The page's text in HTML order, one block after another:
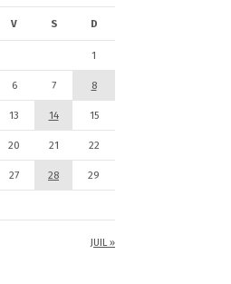
V S D
JUIL »
1
6 7 8
13 14 15
20 21 22
27 28 29